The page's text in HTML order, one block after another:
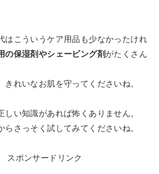
はこういうケア用品も少なかったけれ
の保湿剤やシェービング剤 がたくさん
きれいなお肌を守ってくださいね。
しい知識があれば怖くありません。
らさっそく試してみてくださいね。
スポンサードリンク